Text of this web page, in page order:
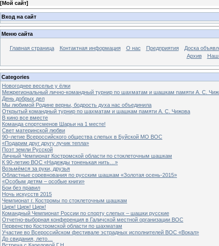
[Мой сайт]
Вход на сайт
Меню сайта
Главная страница Контактная информация О нас Предприятия
Доска
Архив
Categories
Новогоднее веселье у ёлки
Межрегиональный лично-командный турнир по шахматам и шашкам памяти А. С.
День добрых дел
Мы любимой Родине верны, бодрость духа нас объединила
Открытый командный турнир по шахматам и шашкам памяти А. С. Чижова
В кино все вместе
Команда спортсменов Шарьи на 1 месте!
Свет материнской любви
90–летие Всероссийского общества слепых в Буйской МО ВОС
«Подарим друг другу лучик тепла»
Поэт земли Русской
Личный Чемпионат Костромской области по стоклеточным шашкам
К 90-летию ВОС «Надежды тоненькая нить…»
Возьмёмся за руки, друзья
Областные соревнования по русским шашкам «Золотая осень-2015»
«Особым детям – особые книги»
Бои без правил
Ночь искусств 2015
Чемпионат г. Костромы по стоклеточным шашкам
Цирк! Цирк! Цирк!
Командный Чемпионат России по спорту слепых – шашки русские
Отчетно-выборная конференция в Галичской местной организации ВОС
Первенство Костромской области по шахматам
Участие во Всероссийском фестивале эстрадных исполнителей ВОС «Вокал»
До свидания, лето…